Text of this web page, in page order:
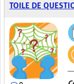
TOILE DE